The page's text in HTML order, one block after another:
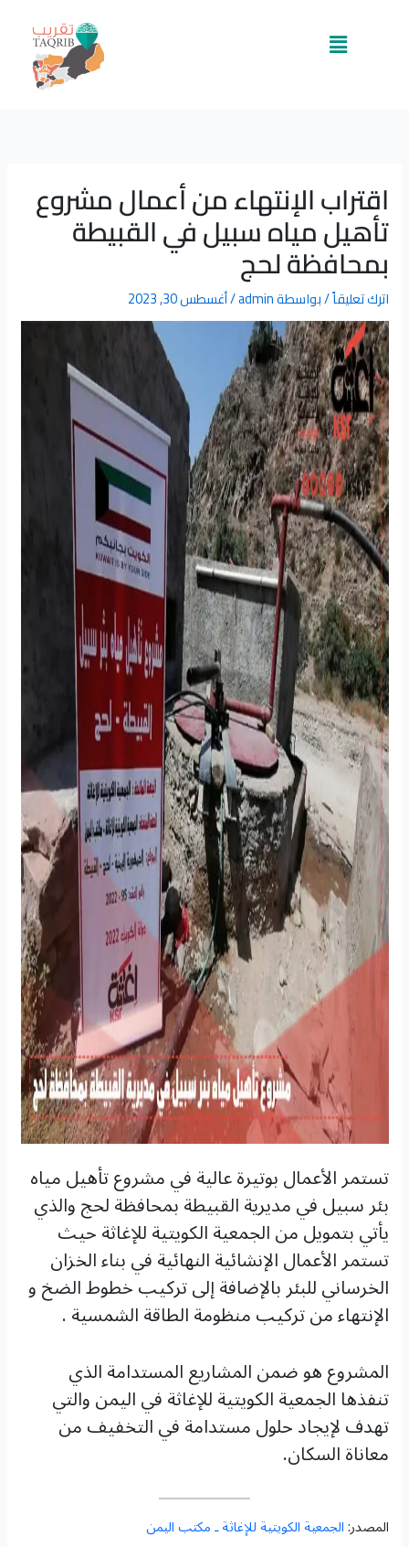
القائمة
اقتراب الإنتهاء من أعمال مشروع
تأهيل مياه سبيل في القبيطة
بمحافظة لحج
اترك تعليقاً/ بواسطةadmin
/أغسطس 30, 2023
تستمر الأعمال بوتيرة عالية في مشروع تأهيل مياه
بئر سبيل في مديرية القبيطة بمحافظة لحج والذي
يأتي بتمويل من الجمعية الكويتية للإغاثة حيث
تستمر الأعمال الإنشائية النهائية في بناء الخزان
الخرساني للبئر بالإضافة إلى تركيب خطوط الضخ و
الإنتهاء من تركيب منظومة الطاقة الشمسية .
المشروع هو ضمن المشاريع المستدامة الذي
تنفذها الجمعية الكويتية للإغاثة في اليمن والتي
تهدف لإيجاد حلول مستدامة في التخفيف من
معاناة السكان.
المصدر:الجمعية الكويتية للإغاثة ـ مكتب اليمن